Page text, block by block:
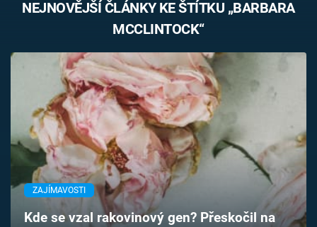
Témata
Pořady
TV Program
Časopis
Sledujte prima+
NEJNOVĚJŠÍ ČLÁNKY KE ŠTÍTKU „BARBARA
MCCLINTOCK“
ZAJÍMAVOSTI
Kde se vzal rakovinový gen? Přeskočil na